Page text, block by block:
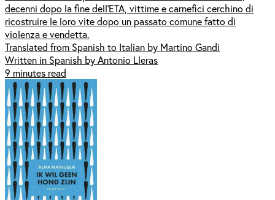
decenni dopo la fine dell'ETA, vittime e carnefici cerchino di
ricostruire le loro vite dopo un passato comune fatto di
violenza e vendetta.
Translated from Spanish to Italian by Martino Gandi
Written in Spanish by Antonio Lleras
9 minutes read